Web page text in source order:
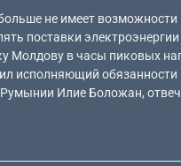
не имеет возможности
поставки электроэнергии
Молдову в часы пиковых
исполняющий обязанности
Илие Боложан,